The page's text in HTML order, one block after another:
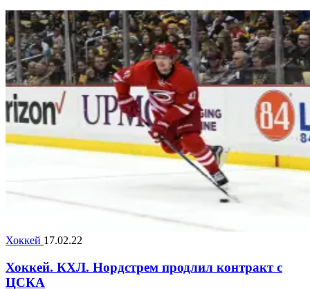
Хоккей 17.02.22
Хоккей. КХЛ. Нордстрем продлил контракт с
ЦСКА